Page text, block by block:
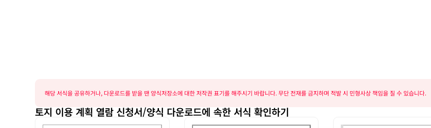
해당 서식을 공유하거나, 다운로드를 받을 땐 양식저장소에 대한 저작권 표기를 해주시기 바랍니다. 무단 전재를 금지하며 적발 시 민형사상 책임을 질 수 있습니다.
토지 이용 계획 열람 신청서/양식 다운로드에 속한 서식 확인하기